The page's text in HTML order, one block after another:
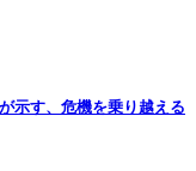
示す、危機を乗り越える